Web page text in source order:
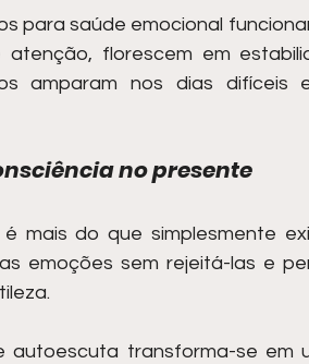
para saúde emocional
florescem em
amparam nos dias difíceis
no presente
mais do que simplesmente
emoções sem rejeitá-las e
autoescuta transforma-se em